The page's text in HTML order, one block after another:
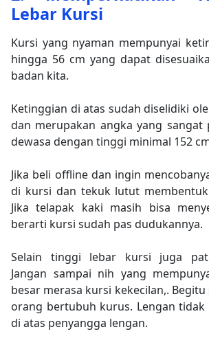
Lebar Kursi
Kursi yang nyaman mempunyai
hingga 56 cm yang dapat
badan kita.
Ketinggian di atas sudah diselidiki
dan merupakan angka yang
dewasa dengan tinggi minimal 152
Jika beli offline dan ingin
di kursi dan tekuk lutut
Jika telapak kaki masih bisa
berarti kursi sudah pas dudukannya.
Selain tinggi lebar kursi juga
Jangan sampai nih yang
besar merasa kursi kekecilan,.
orang bertubuh kurus. Lengan tidak
di atas penyangga lengan.